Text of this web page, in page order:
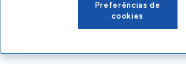
Preferências de
cookies